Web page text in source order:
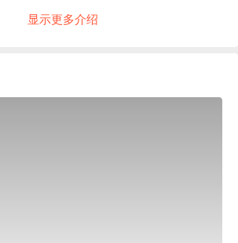
每次来都能带着好心情离开的店。这里主
职人坚持的好品质。来到京都旅行，想找
，蒸キゲン绝对是你会爱上的好选择！
显示更多介绍